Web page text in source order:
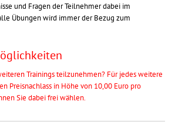
und Fragen der Teilnehmer dabei im
Übungen wird immer der Bezug zum
Trainings teilzunehmen? Für jedes weitere
Preisnachlass in Höhe von 10,00 Euro pro
Sie dabei frei wählen.